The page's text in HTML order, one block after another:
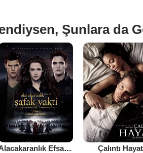
Şunlara da
Alacakaranlık Efsanesi : Şafak Vakti Bölüm 2 Çalıntı Hayat